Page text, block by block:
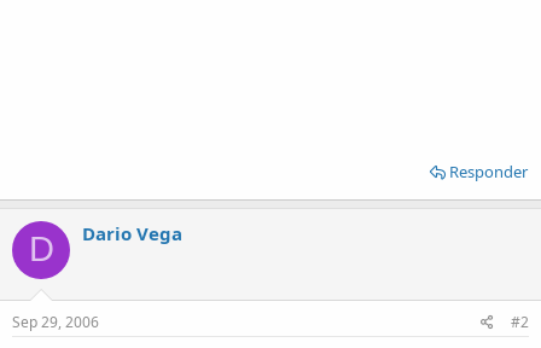
Responder
D Dario Vega
Sep 29, 2006 #2